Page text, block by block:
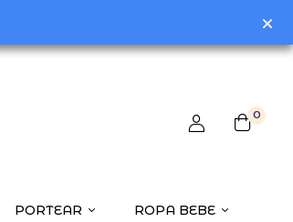
0
PORTEAR
ROPA BEBE
Los campos obligatorios están